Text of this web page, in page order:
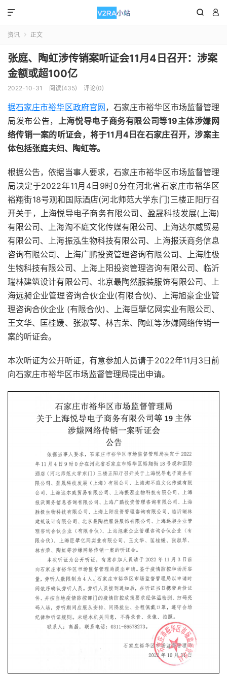
 

资讯  正文
张庭、陶虹涉传销案听证会11月4日召开：涉案
金额或超100亿
2022-10-31 阅读(435) 评论(0)
据石家庄市裕华区政府官网 ，石家庄市裕华区市场监督管理
局发布公告， 上海悦导电子商务有限公司等19主体涉嫌网
络传销一案的听证会，将于11月4日在石家庄召开，涉案主
体包括张庭夫妇、陶虹等。
根据公告，依据当事人要求，石家庄市裕华区市场监督管理
局决定于2022年11月4日9时0分在河北省石家庄市裕华区
裕翔街18号观和国际酒店(河北师范大学东门)三楼正阳厅召
开关于，上海悦导电子商务有限公司、盈晟科技发展(上海)
有限公司、上海淘不庭文化传媒有限公司、上海达尔威贸易
有限公司、上海振泓生物科技有限公司、上海报沃商务信息
咨询有限公司、上海广鹏投资管理咨询有限公司、上海胜极
生物科技有限公司、上海上阳投资管理咨询有限公司、临沂
瑞林建筑设计有限公司、北京最陶然服装服饰有限公司、上
海远昶企业管理咨询合伙企业(有限合伙)、上海旭豪企业管
理咨询合伙企业 (有限合伙)、上海巨擘亿网实业有限公司、
王文华、匡桂媛、张淑琴、林吉荣、陶虹等涉嫌网络传销一
案的听证会。
本次听证为公开听证，有意参加人员请于2022年11月3日前
向石家庄市裕华区市场监督管理局提出申请。